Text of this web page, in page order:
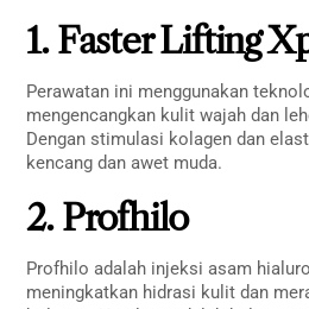
1. Faster Lifting
Perawatan ini menggunakan
mengencangkan kulit wajah dan
Dengan stimulasi kolagen dan
kencang dan awet muda.
2. Profhilo
Profhilo adalah injeksi asam
meningkatkan hidrasi kulit dan